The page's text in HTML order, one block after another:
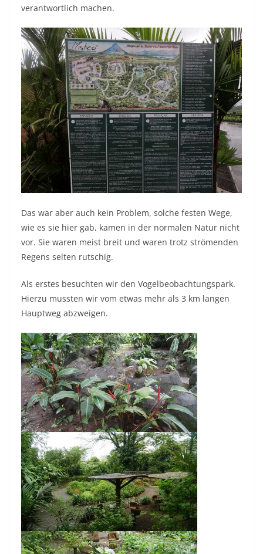
verantwortlich machen.
Das war aber auch kein Problem, solche festen Wege,
wie es sie hier gab, kamen in der normalen Natur nicht
vor. Sie waren meist breit und waren trotz strömenden
Regens selten rutschig.
Als erstes besuchten wir den Vogelbeobachtungspark.
Hierzu mussten wir vom etwas mehr als 3 km langen
Hauptweg abzweigen.